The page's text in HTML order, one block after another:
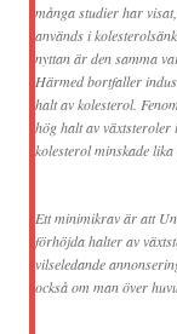
många studier har
används i
nyttan är den samma
Härmed bortfaller
halt av kolesterol.
hög halt av växtsteroler
kolesterol minskade
Ett minimikrav är att
förhöjda halter av
vilseledande
också om man över